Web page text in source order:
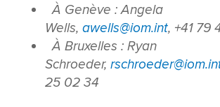
À Genève : Angela
Wells, awells@iom.int, +41 79
À Bruxelles : Ryan
Schroeder,
25 02 34